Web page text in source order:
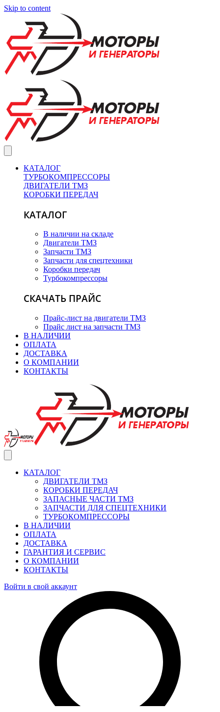
Skip to content
КАТАЛОГ
ТУРБОКОМПРЕССОРЫ
ДВИГАТЕЛИ ТМЗ
КОРОБКИ ПЕРЕДАЧ
КАТАЛОГ
В наличии на складе
Двигатели ТМЗ
Запчасти ТМЗ
Запчасти для спецтехники
Коробки передач
Турбокомпрессоры
СКАЧАТЬ ПРАЙС
Прайс-лист на двигатели ТМЗ
Прайс лист на запчасти ТМЗ
В НАЛИЧИИ
ОПЛАТА
ДОСТАВКА
О КОМПАНИИ
КОНТАКТЫ
КАТАЛОГ
ДВИГАТЕЛИ ТМЗ
КОРОБКИ ПЕРЕДАЧ
ЗАПАСНЫЕ ЧАСТИ ТМЗ
ЗАПЧАСТИ ДЛЯ СПЕЦТЕХНИКИ
ТУРБОКОМПРЕССОРЫ
В НАЛИЧИИ
ОПЛАТА
ДОСТАВКА
ГАРАНТИЯ И СЕРВИС
О КОМПАНИИ
КОНТАКТЫ
Войти в свой аккаунт